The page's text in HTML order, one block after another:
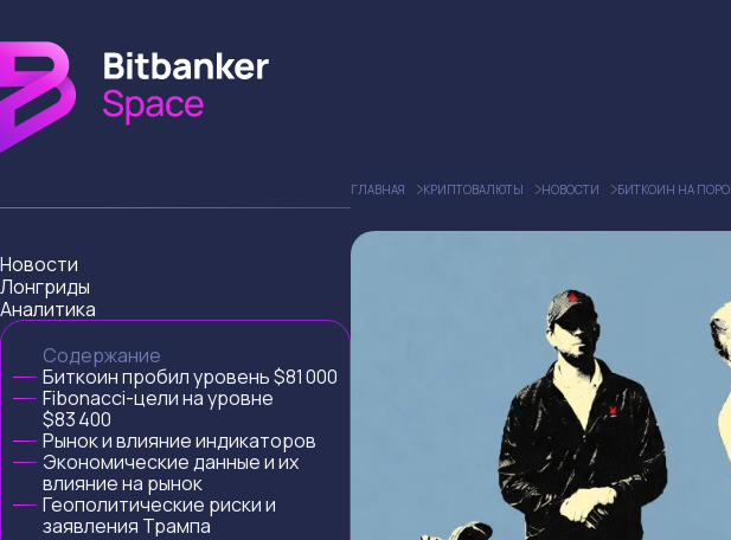
Новости
Лонгриды
Аналитика
Содержание
Биткоин пробил уровень $81 000
Fibonacci-цели на уровне
$83 400
Рынок и влияние индикаторов
Экономические данные и их
влияние на рынок
Геополитические риски и
заявления Трампа
ГЛАВНАЯ КРИПТОВАЛЮТЫ НОВОСТИ БИТКОИН НА